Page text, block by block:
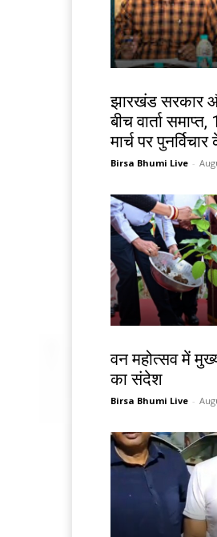
झारखंड सरकार
बीच वार्ता
मार्च पर
Birsa Bhumi Live -
वन महोत्सव में
का संदेश
Birsa Bhumi Live -